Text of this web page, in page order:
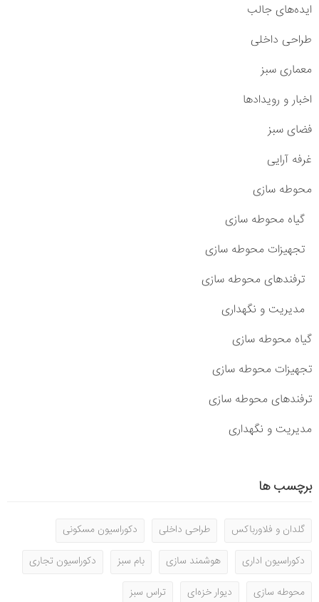
ایده‌های جالب
طراحی داخلی
معماری سبز
اخبار و رویدادها
فضای سبز
غرفه آرایی
محوطه سازی
گیاه محوطه سازی
تجهیزات محوطه سازی
ترفندهای محوطه سازی
مدیریت و نگهداری
گیاه محوطه سازی
تجهیزات محوطه سازی
ترفندهای محوطه سازی
مدیریت و نگهداری
برچسب ها
گلدان و فلاورباکس طراحی داخلی
دکوراسیون مسکونی
دکوراسیون اداری
هوشمند سازی بام سبز
دکوراسیون تجاری
محوطه سازی
دیوار خزه‌ای تراس سبز